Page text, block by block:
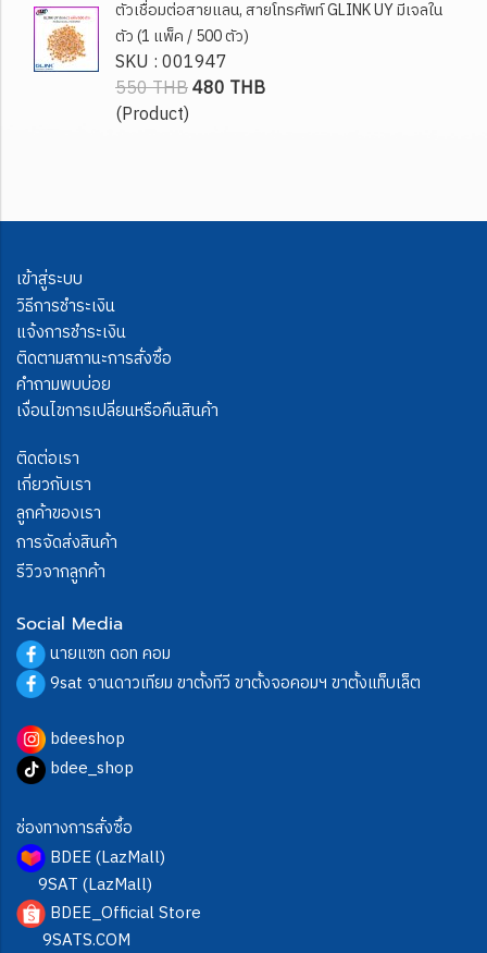
ตัวเชื่อมต่อสายแลน, สายโทรศัพท์ GLINK UY มีเจลใน
ตัว (1 แพ็ค / 500 ตัว)
SKU : 001947
550 THB480 THB
(Product)
เข้าสู่ระบบ
วิธีการชำระเงิน
แจ้งการชำระเงิน
ติดตามสถานะการสั่งซื้อ
คำถามพบบ่อย
เงื่อนไขการเปลี่ยนหรือคืนสินค้า
ติดต่อเรา
เกี่ยวกับเรา
ลูกค้าของเรา
การจัดส่งสินค้า
รีวิวจากลูกค้า
Social Media
นายแซท ดอท คอม
9sat จานดาวเทียม ขาตั้งทีวี ขาตั้งจอคอมฯ ขาตั้งแท็บเล็ต
bdeeshop
bdee_shop
ช่องทางการสั่งซื้อ
BDEE (LazMall)
9SAT (LazMall)
BDEE_Official Store
9SATS.COM